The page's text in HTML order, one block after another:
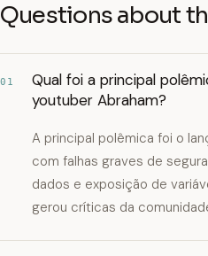
Questions about
01
Qual foi a principal
youtuber Abraham?
A principal polêmica foi o
com falhas graves de
dados e exposição de
gerou críticas da